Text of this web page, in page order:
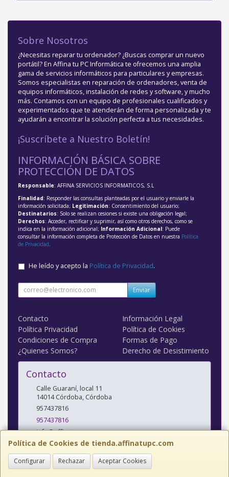
Política de Cookies de tienda.affinatupc.com
Configurar Rechazar Aceptar Cookies
Sobre Nosotros
¿Necesitas reparar tu ordenador? ¿Buscas comprar un nuevo
portátil? En Affina tu PC Informática te ofrecemos una amplia
gama de servicios informáticos para particulares y empresas.
Somos especialistas en reparación de ordenadores, venta de
equipos informáticos, instalación de redes y software, y mucho
más. Contamos con un equipo de profesionales cualificados y
experimentados que te atenderán de forma personalizada y te
ayudarán a encontrar la solución perfecta a tus necesidades.
¡Suscríbete a Nuestro Boletín!
INFORMACIÓN BÁSICA SOBRE
PROTECCIÓN DE DATOS
Responsable: AFFINA SERVICIOS INFORMATICOS, S.L
Finalidad: Responder las consultas planteadas por el usuario y enviarle la
información solicitada; Legitimación: Consentimiento del usuario;
Destinatarios: Solo se realizan cesiones si existe una obligación legal;
Derechos: Acceder, rectificar y suprimir, así como otros derechos, como se
indica en la información adicional; Información Adicional: Puede
consultar la información completa de Protección de Datos en nuestra Política
de Privacidad
He leído y acepto la Política de Privacidad.
Enviar
Contacto
Información Legal
Política Privacidad
Política de Cookies
Condiciones de Compra
Formas de Pago
¿Quienes Somos?
Derecho de Desistimiento
Contacto
Calle Guaraní, local 11
14014 Córdoba, Córdoba
957437816
957437816
info@affinatupc.com
Horario